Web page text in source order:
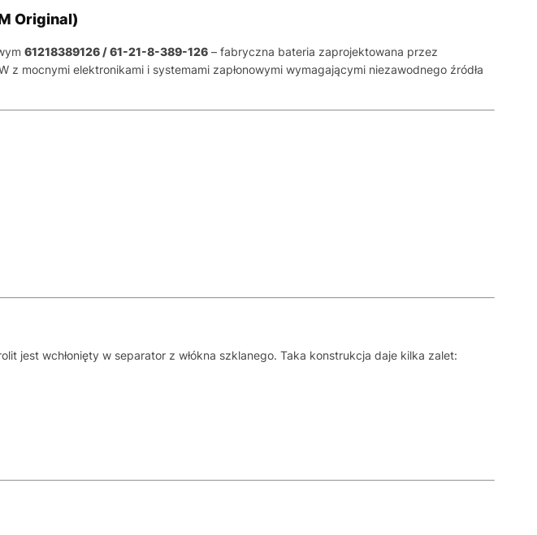
Original)
61218389126 / 61-21-8-389-126 – fabryczna bateria zaprojektowana przez
mocnymi elektronikami i systemami zapłonowymi wymagającymi niezawodnego źródła
jest wchłonięty w separator z włókna szklanego. Taka konstrukcja daje kilka zalet: